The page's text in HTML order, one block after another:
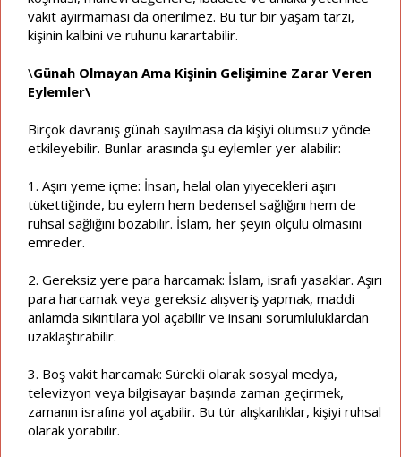
vakit ayırmaması da önerilmez. Bu tür bir yaşam tarzı,
kişinin kalbini ve ruhunu karartabilir.
\Günah Olmayan Ama Kişinin Gelişimine Zarar Veren
Eylemler\
Birçok davranış günah sayılmasa da kişiyi olumsuz yönde
etkileyebilir. Bunlar arasında şu eylemler yer alabilir:
1. Aşırı yeme içme: İnsan, helal olan yiyecekleri aşırı
tükettiğinde, bu eylem hem bedensel sağlığını hem de
ruhsal sağlığını bozabilir. İslam, her şeyin ölçülü olmasını
emreder.
2. Gereksiz yere para harcamak: İslam, israfı yasaklar. Aşırı
para harcamak veya gereksiz alışveriş yapmak, maddi
anlamda sıkıntılara yol açabilir ve insanı sorumluluklardan
uzaklaştırabilir.
3. Boş vakit harcamak: Sürekli olarak sosyal medya,
televizyon veya bilgisayar başında zaman geçirmek,
zamanın israfına yol açabilir. Bu tür alışkanlıklar, kişiyi ruhsal
olarak yorabilir.